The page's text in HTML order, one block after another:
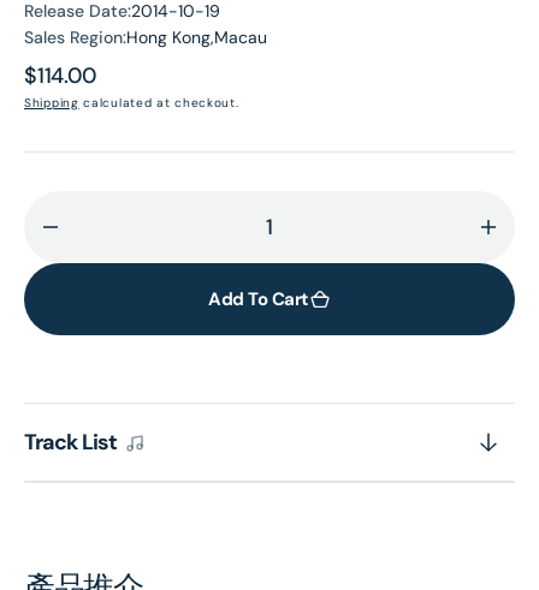
Release Date:2014-10-19
Sales Region:Hong Kong,Macau
Regular
price
$114.00
Shipping calculated at checkout.
quantity
Martha
Barenboim
Piano
for
Add To Cart
Track List